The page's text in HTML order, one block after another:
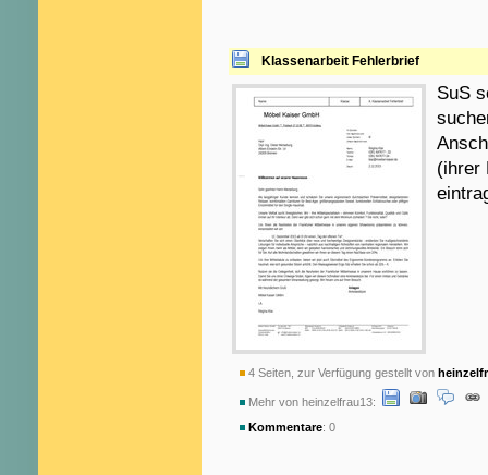
Klassenarbeit Fehlerbrief
SuS
(ihrer
4 Seiten, zur Verfügung gestellt von
Mehr von heinzelfrau13:
Kommentare: 0